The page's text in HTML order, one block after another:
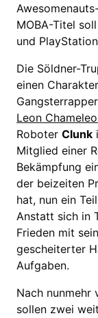
MOBA-Titel
und
Die Söldner-
einen
Gangsterrapper
Leon
Roboter Clunk
Mitglied einer
Bekämpfung
der beizeiten
hat, nun ein
Anstatt sich in
Frieden mit
gescheiterter
Aufgaben.
Nach nunmehr
sollen zwei